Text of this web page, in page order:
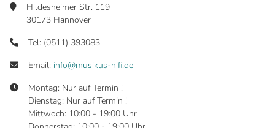
Hildesheimer Str. 119
30173 Hannover
Tel: (0511) 393083
Email: info@musikus-hifi.de
Montag: Nur auf Termin !
Dienstag: Nur auf Termin !
Mittwoch: 10:00 - 19:00 Uhr